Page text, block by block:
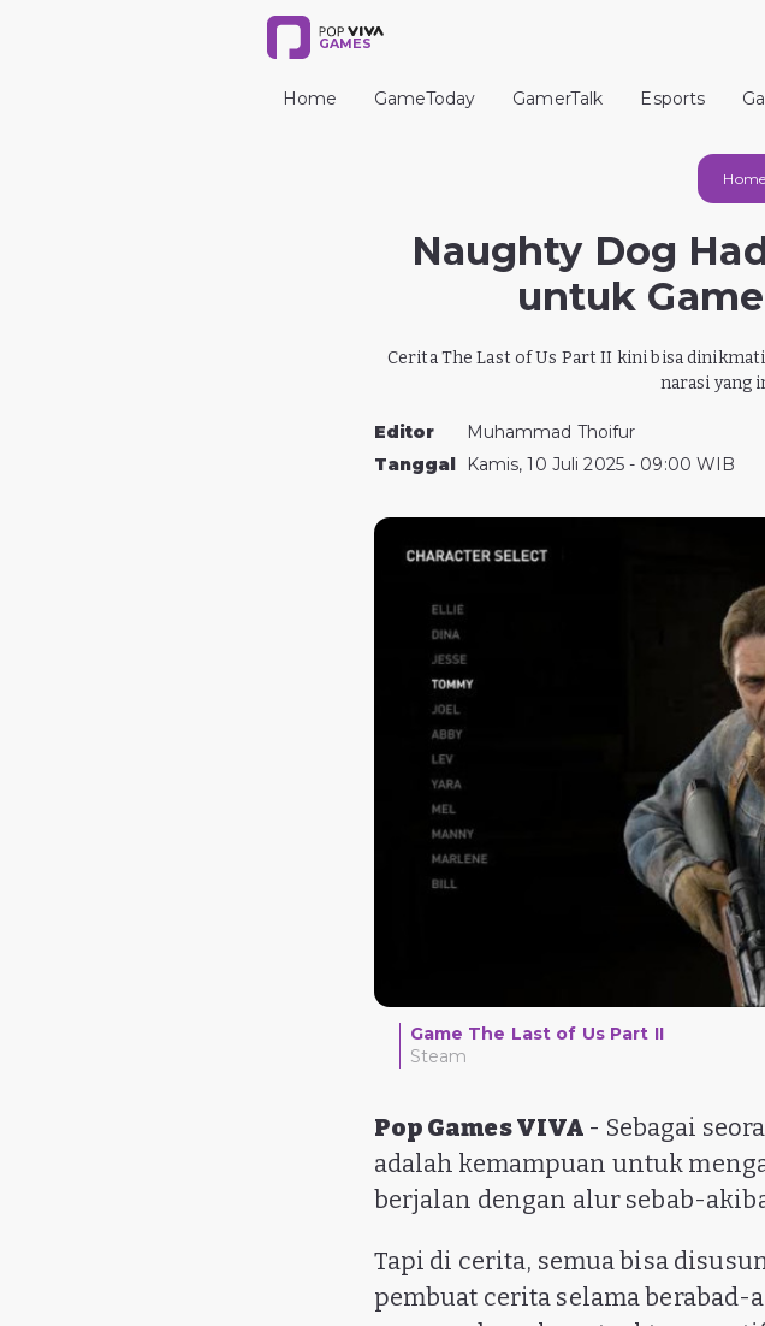
GAMES
Home GameToday GamerTalk Esports
Home
Naughty Dog
untuk
Cerita The Last of Us Part II kini bisa
narasi yang
Editor
Muhammad Thoifur
Tanggal
Kamis, 10 Juli 2025 - 09:00 WIB
Game The Last of Us Part II
Steam
Pop Games VIVA - Sebagai
adalah kemampuan untuk
berjalan dengan alur sebab-
Tapi di cerita, semua bisa
pembuat cerita selama berabad-